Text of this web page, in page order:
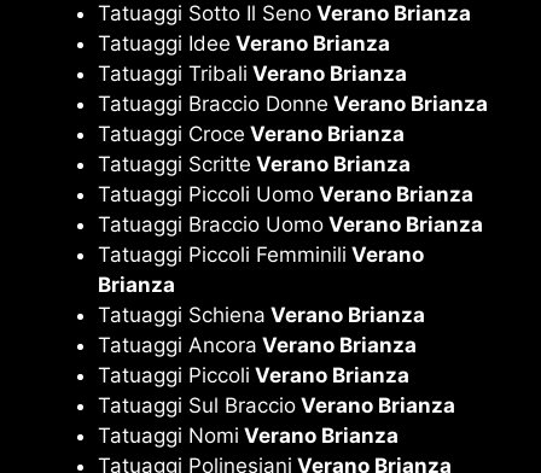
Tatuaggi Sotto Il Seno Verano Brianza
Tatuaggi Idee Verano Brianza
Tatuaggi Tribali Verano Brianza
Tatuaggi Braccio Donne Verano Brianza
Tatuaggi Croce Verano Brianza
Tatuaggi Scritte Verano Brianza
Tatuaggi Piccoli Uomo Verano Brianza
Tatuaggi Braccio Uomo Verano Brianza
Tatuaggi Piccoli Femminili Verano
Brianza
Tatuaggi Schiena Verano Brianza
Tatuaggi Ancora Verano Brianza
Tatuaggi Piccoli Verano Brianza
Tatuaggi Sul Braccio Verano Brianza
Tatuaggi Nomi Verano Brianza
Tatuaggi Polinesiani Verano Brianza